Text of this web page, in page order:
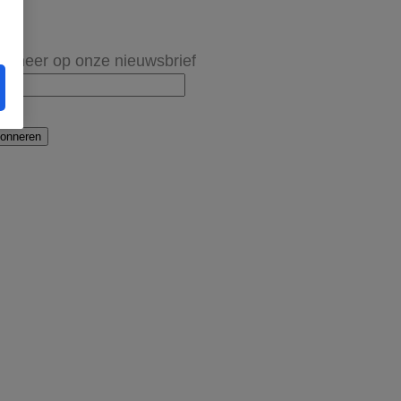
op onze nieuwsbrief